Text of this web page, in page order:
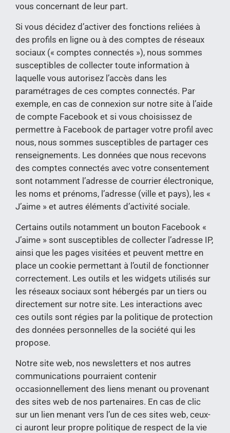
vous concernant de leur part.
Si vous décidez d’activer des fonctions reliées à
des profils en ligne ou à des comptes de réseaux
sociaux (« comptes connectés »), nous sommes
susceptibles de collecter toute information à
laquelle vous autorisez l’accès dans les
paramétrages de ces comptes connectés. Par
exemple, en cas de connexion sur notre site à l’aide
de compte Facebook et si vous choisissez de
permettre à Facebook de partager votre profil avec
nous, nous sommes susceptibles de partager ces
renseignements. Les données que nous recevons
des comptes connectés avec votre consentement
sont notamment l’adresse de courrier électronique,
les noms et prénoms, l’adresse (ville et pays), les «
J’aime » et autres éléments d’activité sociale.
Certains outils notamment un bouton Facebook «
J’aime » sont susceptibles de collecter l’adresse IP,
ainsi que les pages visitées et peuvent mettre en
place un cookie permettant à l’outil de fonctionner
correctement. Les outils et les widgets utilisés sur
les réseaux sociaux sont hébergés par un tiers ou
directement sur notre site. Les interactions avec
ces outils sont régies par la politique de protection
des données personnelles de la société qui les
propose.
Notre site web, nos newsletters et nos autres
communications pourraient contenir
occasionnellement des liens menant ou provenant
des sites web de nos partenaires. En cas de clic
sur un lien menant vers l’un de ces sites web, ceux-
ci auront leur propre politique de respect de la vie